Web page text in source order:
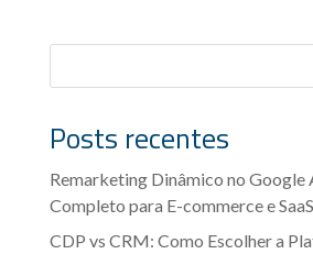
Posts recentes
Remarketing Dinâmico no Google
Completo para E-commerce e
CDP vs CRM: Como Escolher a